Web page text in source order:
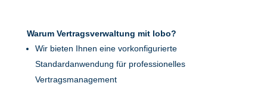
Warum Vertragsverwaltung mit lobo?
Wir bieten Ihnen eine vorkonfigurierte
Standardanwendung für professionelles
Vertragsmanagement